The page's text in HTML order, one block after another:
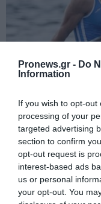
Pronews.gr - Do
Information
If you wish to opt-
processing of your
targeted advertising
section to confirm
opt-out request is
interest-based ads
us or personal
your opt-out. You
«Χάλκινος»
Κωπηλασίας
(βίντεο)
02.08.2026 | 16:09